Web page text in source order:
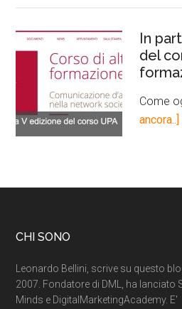
In
del
Come
ancora..]
CHI SONO
Leonardo Bellini, scrive su questo
2007. Fondatore di DML, ha lanciato
Minds e DigitalMarketingAcademy. E'